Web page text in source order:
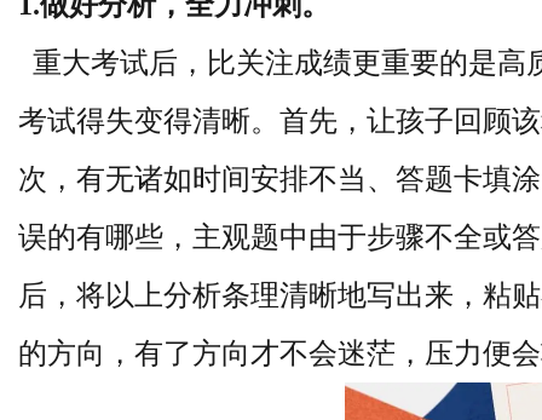
重大考试后，比关注成绩更重要的是高
考试得失变得清晰。 首先，让孩子回顾
次，有无诸如时间安排不当、答题卡填
误的有哪些，主观题中由于步骤不全或
后，将以上分析条理清晰地写出来，粘
的方向，有了方向才不会迷茫，压力便